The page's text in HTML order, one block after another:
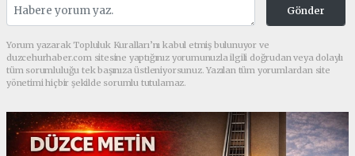
Gönder
Yorum yazarak Topluluk Kuralları’nı kabul etmiş bulunuyor ve
duzcehurhaber.com sitesine yaptığınız yorumunuzla ilgili doğrudan veya dolaylı
tüm sorumluluğu tek başınıza üstleniyorsunuz. Yazılan tüm yorumlardan site
yönetimi hiçbir şekilde sorumlu tutulamaz.